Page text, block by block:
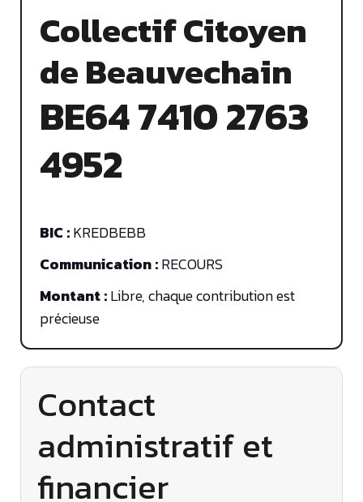
Collectif Citoyen
de Beauvechain
BE64 7410 2763
4952
BIC :KREDBEBB
Communication :RECOURS
Montant :Libre, chaque contribution est
précieuse
Contact
administratif et
financier